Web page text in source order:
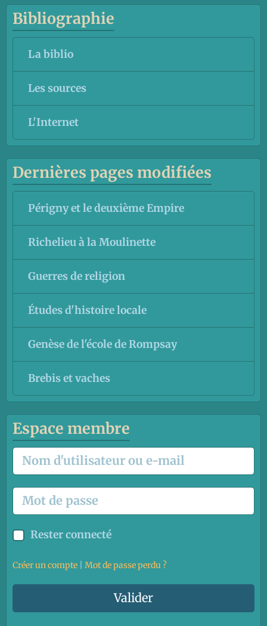
Bibliographie
La biblio
Les sources
L'Internet
Dernières pages modifiées
Périgny et le deuxième Empire
Richelieu à la Moulinette
Guerres de religion
Études d'histoire locale
Genèse de l'école de Rompsay
Brebis et vaches
Espace membre
Rester connecté
Créer un compte Mot de passe perdu ?
Valider